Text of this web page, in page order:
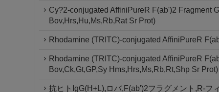
Cy?2-conjugated AffiniPureR F(ab')2 Fragment
Bov,Hrs,Hu,Ms,Rb,Rat Sr Prot)
Rhodamine (TRITC)-conjugated AffiniPureR
Rhodamine (TRITC)-conjugated AffiniPureR
Bov,Ck,Gt,GP,Sy Hms,Hrs,Ms,Rb,Rt,Shp Sr Prot)
抗ヒトIgG(H+L),ロバ,F(ab')2フラグメント,R-フ